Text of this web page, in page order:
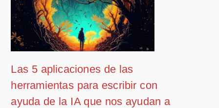
Las 5 aplicaciones de las
herramientas para escribir con
ayuda de la IA que nos ayudan a